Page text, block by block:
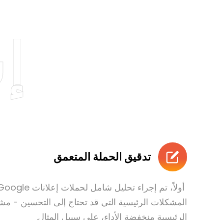
تدقيق الحملة المتعمق
المشكلات الرئيسية التي قد تحتاج إلى التحسين -
الرئيسية منخفضة الأداء، على سبيل المثال.